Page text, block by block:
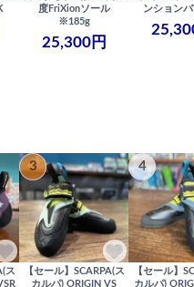
度FriXionソール
※185g
25,300円
ンション
ス
3
【セール】SCARPA(ス
カルパ) ORIGIN VS
4
【セール】
カルパ)